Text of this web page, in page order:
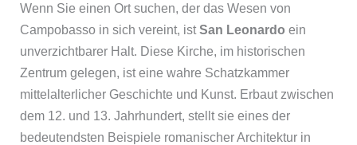
Wenn Sie einen Ort suchen, der das Wesen von
Campobasso in sich vereint, istSan Leonardo ein
unverzichtbarer Halt. Diese Kirche, im historischen
Zentrum gelegen, ist eine wahre Schatzkammer
mittelalterlicher Geschichte und Kunst. Erbaut zwischen
dem 12. und 13. Jahrhundert, stellt sie eines der
bedeutendsten Beispiele romanischer Architektur in